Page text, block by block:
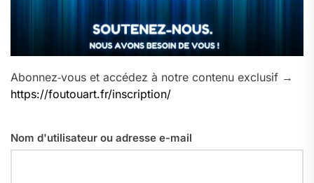
Abonnez‑vous et accédez à notre contenu exclusif →
https://foutouart.fr/inscription/
Nom d'utilisateur ou adresse e-mail